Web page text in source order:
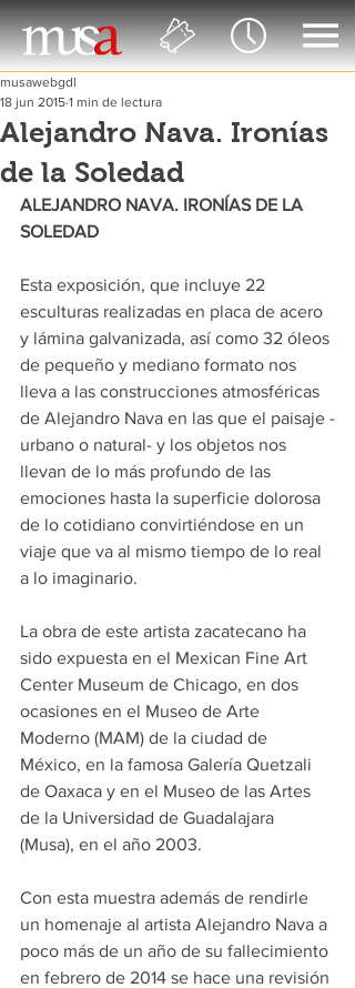
Alejandro Nava. Ironías
de la Soledad
musawebgdl
18 jun 2015 1 min de lectura
ALEJANDRO NAVA. IRONÍAS DE LA
SOLEDAD
Esta exposición, que incluye 22
esculturas realizadas en placa de acero
y lámina galvanizada, así como 32 óleos
de pequeño y mediano formato nos
lleva a las construcciones atmosféricas
de Alejandro Nava en las que el paisaje -
urbano o natural- y los objetos nos
llevan de lo más profundo de las
emociones hasta la superficie dolorosa
de lo cotidiano convirtiéndose en un
viaje que va al mismo tiempo de lo real
a lo imaginario.
La obra de este artista zacatecano ha
sido expuesta en el Mexican Fine Art
Center Museum de Chicago, en dos
ocasiones en el Museo de Arte
Moderno (MAM) de la ciudad de
México, en la famosa Galería Quetzali
de Oaxaca y en el Museo de las Artes
de la Universidad de Guadalajara
(Musa), en el año 2003.
Con esta muestra además de rendirle
un homenaje al artista Alejandro Nava a
poco más de un año de su fallecimiento
en febrero de 2014 se hace una revisión